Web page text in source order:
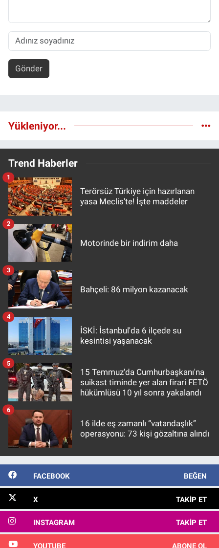
Gönder
Yükleniyor...
Trend Haberler
Terörsüz Türkiye için hazırlanan
yasa Meclis'te! İşte maddeler
1
Motorinde bir indirim daha
2
Bahçeli: 86 milyon kazanacak
3
İSKİ: İstanbul'da 6 ilçede su
kesintisi yaşanacak
4
15 Temmuz'da Cumhurbaşkanı'na
suikast timinde yer alan firari FETÖ
hükümlüsü 10 yıl sonra yakalandı
5
16 ilde eş zamanlı “vatandaşlık”
operasyonu: 73 kişi gözaltına alındı
6
FACEBOOK BEĞEN
X TAKIP ET
INSTAGRAM TAKIP ET
YOUTUBE ABONE OL